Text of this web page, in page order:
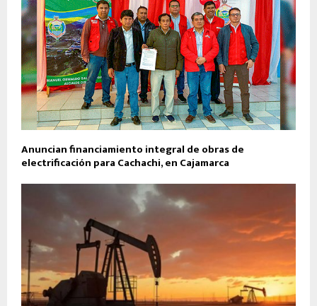
Anuncian financiamiento integral de obras de
electrificación para Cachachi, en Cajamarca